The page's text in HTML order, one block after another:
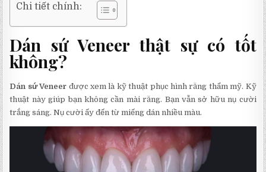
Chi tiết chính:
Dán sứ Veneer thật sự có tốt
không?
Dán sứ Veneer được xem là kỹ thuật phục hình răng thẩm mỹ. Kỹ
thuật này giúp bạn không cần mài răng. Bạn vẫn sở hữu nụ cười
trắng sáng. Nụ cười ấy đến từ miếng dán nhiều màu.